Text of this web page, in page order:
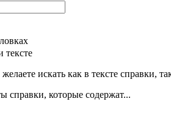
тексте
искать как в тексте справки,
справки, которые содержат...